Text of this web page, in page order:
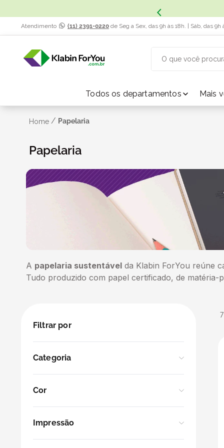
Atendimento (11) 2391-0220 de Seg a Sex, das 9h às 18h. | Sáb, das 9h
Todos os departamentos Mais
Home / Papelaria
Papelaria
A papelaria sustentável da Klabin ForYou reúne
Tudo produzido com papel certificado, de
Filtrar por
Categoria
Cor
Impressão
7
TERMOS MAIS BUSCADOS
caixa sedex
º
transporte
9º bebidas